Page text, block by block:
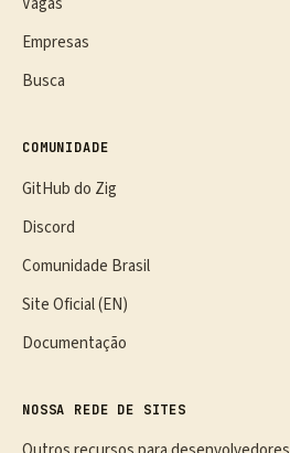
Empresas
Busca
COMUNIDADE
GitHub do Zig
Discord
Comunidade Brasil
Site Oficial (EN)
Documentação
NOSSA REDE DE SITES